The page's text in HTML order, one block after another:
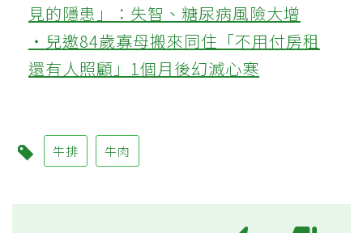
見的隱患」：失智、糖尿病風險大增
‧兒邀84歲寡母搬來同住「不用付房租
還有人照顧」1個月後幻滅心寒
牛排 牛肉